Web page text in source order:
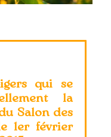
qui se
la
Salon des
1er février